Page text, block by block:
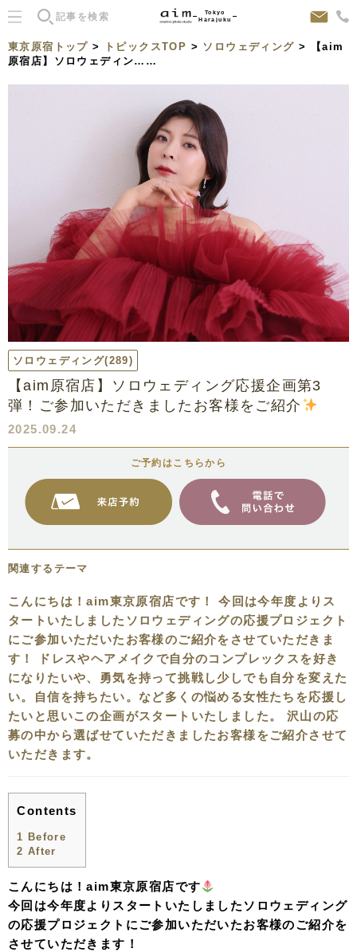
Tokyo
Harajuku
東京原宿トップ > トピックスTOP > ソロウェディング > 【aim
原宿店】ソロウェディン……
ソロウェディング(289)
【aim原宿店】ソロウェディング応援企画第3
弾！ご参加いただきましたお客様をご紹介
2025.09.24
ご予約はこちらから
関連するテーマ
こんにちは！aim東京原宿店です！ 今回は今年度よりス
タートいたしましたソロウェディングの応援プロジェクト
にご参加いただいたお客様のご紹介をさせていただきま
す！ ドレスやヘアメイクで自分のコンプレックスを好き
になりたいや、勇気を持って挑戦し少しでも自分を変えた
い。自信を持ちたい。など多くの悩める女性たちを応援し
たいと思いこの企画がスタートいたしました。 沢山の応
募の中から選ばせていただきましたお客様をご紹介させて
いただきます。
Contents
1 Before
2 After
こんにちは！aim東京原宿店です
今回は今年度よりスタートいたしましたソロウェディング
の応援プロジェクトにご参加いただいたお客様のご紹介を
させていただきます！